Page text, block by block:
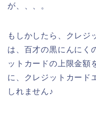
が、、、。
もしかしたら、クレジ
は、百才の黒にんにく
ットカードの上限金額
に、クレジットカード
しれません♪